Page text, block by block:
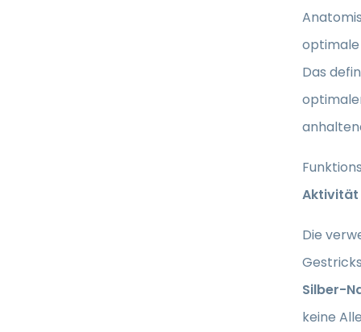
Das
Aktivität
Die
Silber-
keine